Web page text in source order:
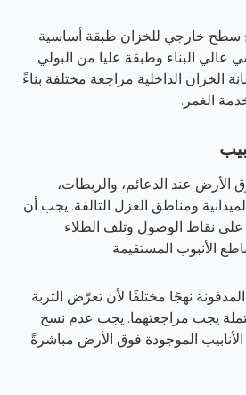
سطح خارجي للخزان طبقة أساسية
عالي البناء وطبقة عليا من البولي
الخزان الداخلية مراجعة مختلفة بناءً
الغمر.
الأرض عند الدعائم، والربطات،
ومناطق العزل التالفة. يجب أن
على نقاط الوصول وتلف الطلاء
الأنبوب المستقيمة.
نهجًا مختلفًا لأن تعرّض التربة
يجب مراجعتهما. يجب عدم نسخ
الموجودة فوق الأرض مباشرةً